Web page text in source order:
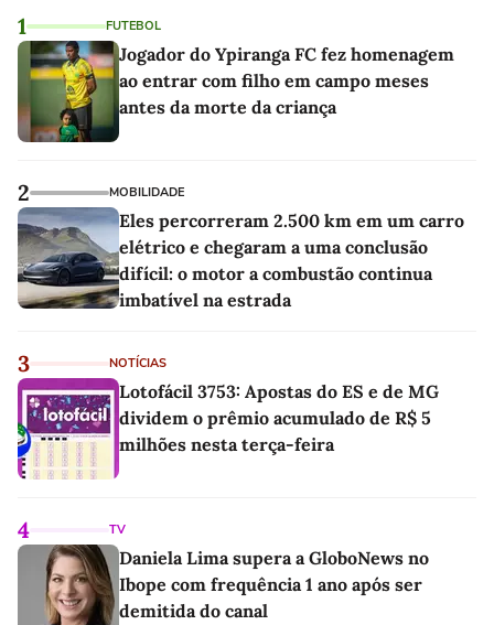
1 FUTEBOL
Jogador do Ypiranga FC fez homenagem
ao entrar com filho em campo meses
antes da morte da criança
2 MOBILIDADE
Eles percorreram 2.500 km em um carro
elétrico e chegaram a uma conclusão
difícil: o motor a combustão continua
imbatível na estrada
3 NOTÍCIAS
Lotofácil 3753: Apostas do ES e de MG
dividem o prêmio acumulado de R$ 5
milhões nesta terça-feira
4 TV
Daniela Lima supera a GloboNews no
Ibope com frequência 1 ano após ser
demitida do canal